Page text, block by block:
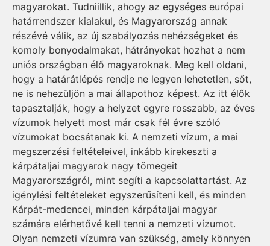
magyarokat. Tudniillik, ahogy az egységes európai
határrendszer kialakul, és Magyarország annak
részévé válik, az új szabályozás nehézségeket és
komoly bonyodalmakat, hátrányokat hozhat a nem
uniós országban élő magyaroknak. Meg kell oldani,
hogy a határátlépés rendje ne legyen lehetetlen, sőt,
ne is nehezüljön a mai állapothoz képest. Az itt élők
tapasztalják, hogy a helyzet egyre rosszabb, az éves
vízumok helyett most már csak fél évre szóló
vízumokat bocsátanak ki. A nemzeti vízum, a mai
megszerzési feltételeivel, inkább kirekeszti a
kárpátaljai magyarok nagy tömegeit
Magyarországról, mint segíti a kapcsolattartást. Az
igénylési feltételeket egyszerűsíteni kell, és minden
Kárpát-medencei, minden kárpátaljai magyar
számára elérhetővé kell tenni a nemzeti vízumot.
Olyan nemzeti vízumra van szükség, amely könnyen